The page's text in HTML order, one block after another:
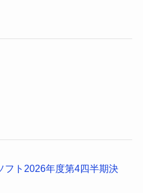
フト2026年度第4四半期決